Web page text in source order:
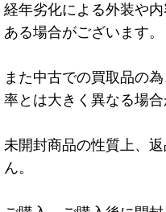
経年劣化による外装や
ある場合がございます。
また中古での買取品の
率とは大きく異なる場合
未開封商品の性質上、
ん。